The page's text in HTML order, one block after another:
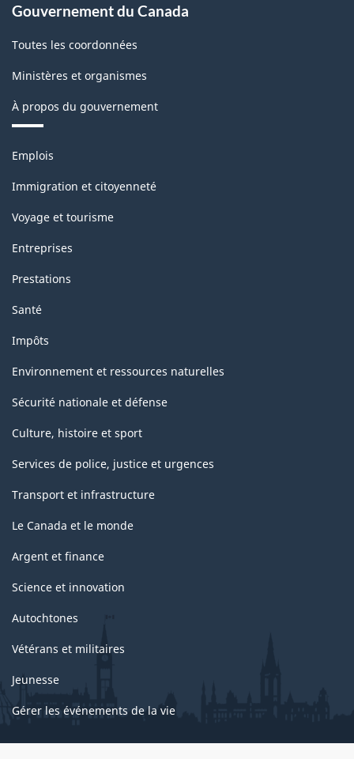
Gouvernement du Canada
Toutes les coordonnées
Ministères et organismes
À propos du gouvernement
Thèmes
sujets
Emplois
Immigration et citoyenneté
Voyage et tourisme
Entreprises
Prestations
Santé
Impôts
Environnement et ressources naturelles
Sécurité nationale et défense
Culture, histoire et sport
Services de police, justice et urgences
Transport et infrastructure
Le Canada et le monde
Argent et finance
Science et innovation
Autochtones
Vétérans et militaires
Jeunesse
Gérer les événements de la vie